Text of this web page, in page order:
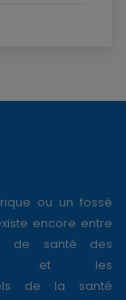
ou un fossé
encore entre
de santé des
et les
de la santé